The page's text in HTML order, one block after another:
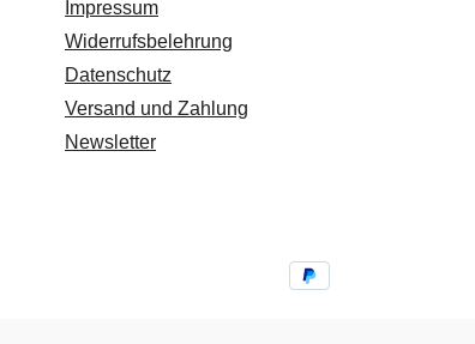
Impressum
Widerrufsbelehrung
Datenschutz
Versand und Zahlung
Newsletter